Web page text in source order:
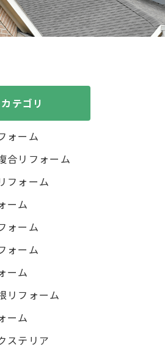
カテゴリ
ォーム
合リフォーム
フォーム
ーム
ォーム
ォーム
ーム
リフォーム
ーム
ステリア